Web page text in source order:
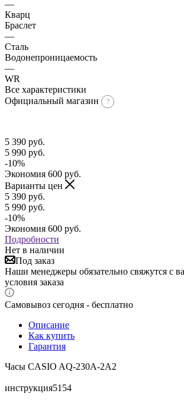
—
Кварц
Браслет
—
Сталь
Водонепроницаемость
—
WR
Все характеристики
Официальный магазин
5 390 руб.
5 990 руб.
-10%
Экономия 600 руб.
Варианты цен
5 390 руб.
5 990 руб.
-10%
Экономия 600 руб.
Подробности
Нет в наличии
Под заказ
Наши менеджеры обязательно свяжутся с
условия заказа
Самовывоз сегодня - бесплатно
Описание
Как купить
Гарантия
Часы CASIO AQ-230A-2A2
инструкция5154